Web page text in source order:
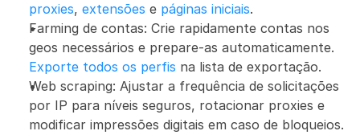
proxies, extensões e páginas iniciais.
Farming de contas: Crie rapidamente contas nos
Exporte todos os perfis na lista de exportação.
Web scraping: Ajustar a frequência de solicitações
por IP para níveis seguros, rotacionar proxies e
modificar impressões digitais em caso de bloqueios.